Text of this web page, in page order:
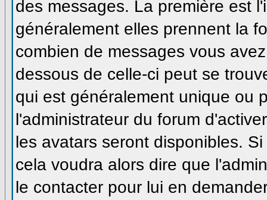
des messages. La première est
généralement elles prennent la
combien de messages vous
dessous de celle-ci peut se
qui est généralement unique ou
l'administrateur du forum
les avatars seront disponibles.
cela voudra alors dire que
le contacter pour lui en